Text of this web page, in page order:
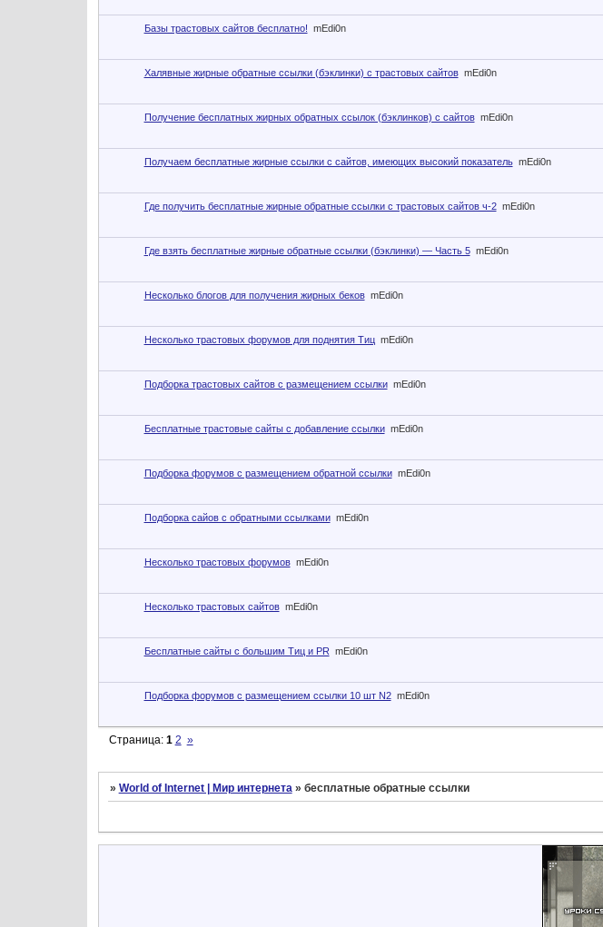
Базы трастовых сайтов бесплатно! mEdi0n
Халявные жирные обратные ссылки (бэклинки) с трастовых сайтов mEdi0n
Получение бесплатных жирных обратных ссылок (бэклинков) с сайтов mEdi0n
Получаем бесплатные жирные ссылки с сайтов, имеющих высокий показатель mEdi0n
Где получить бесплатные жирные обратные ссылки с трастовых сайтов ч-2 mEdi0n
Где взять бесплатные жирные обратные ссылки (бэклинки) — Часть 5 mEdi0n
Несколько блогов для получения жирных беков mEdi0n
Несколько трастовых форумов для поднятия Тиц mEdi0n
Подборка трастовых сайтов с размещением ссылки mEdi0n
Бесплатные трастовые сайты с добавление ссылки mEdi0n
Подборка форумов с размещением обратной ссылки mEdi0n
Подборка сайов с обратными ссылками mEdi0n
Несколько трастовых форумов mEdi0n
Несколько трастовых сайтов mEdi0n
Бесплатные сайты с большим Тиц и PR mEdi0n
Подборка форумов с размещением ссылки 10 шт N2 mEdi0n
Страница: 1 2 »
» World of Internet | Мир интернета » бесплатные обратные ссылки